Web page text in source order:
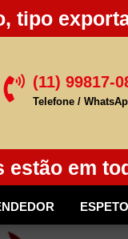
tipo
 (11) 99817-
Telefone /
estão em